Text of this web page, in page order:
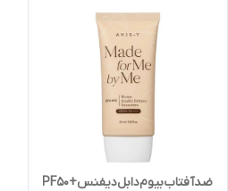
ضدآفتاب‌بیوم‌‌دابل‌دیفنس‌SPF50+